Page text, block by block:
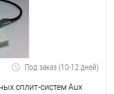
Под заказ (10-12 дней)
сплит-систем Aux